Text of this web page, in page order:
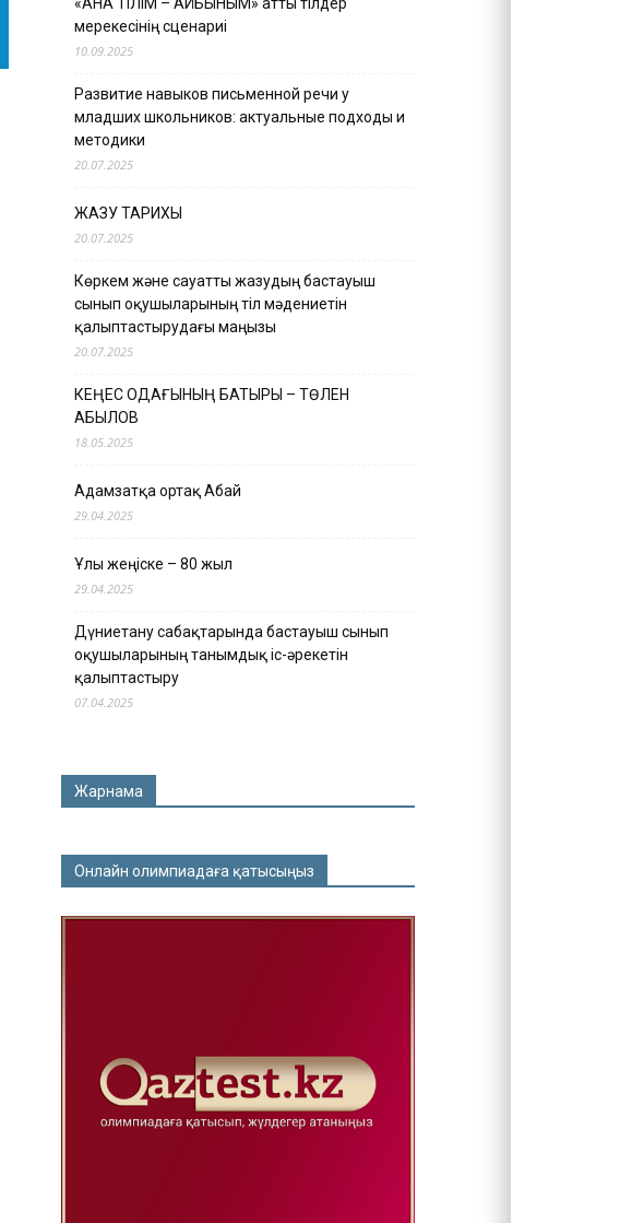
мерекесінің сценариі
10.09.2025
Развитие навыков письменной речи у
младших школьников: актуальные подходы и
методики
20.07.2025
ЖАЗУ ТАРИХЫ
20.07.2025
Көркем және сауатты жазудың бастауыш
сынып оқушыларының тіл мәдениетін
қалыптастырудағы маңызы
20.07.2025
КЕҢЕС ОДАҒЫНЫҢ БАТЫРЫ – ТӨЛЕН
ҚАБЫЛОВ
18.05.2025
Адамзатқа ортақ Абай
29.04.2025
Ұлы жеңіске – 80 жыл
29.04.2025
Дүниетану сабақтарында бастауыш сынып
оқушыларының танымдық іс-әрекетін
қалыптастыру
07.04.2025
Жарнама
Онлайн олимпиадаға қатысыңыз